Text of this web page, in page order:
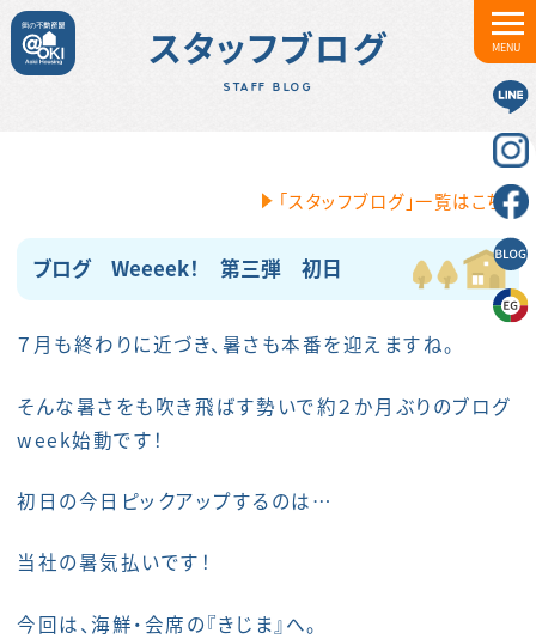
MENU
スタッフブログ
STAFF BLOG
「スタッフブログ」一覧はこちら
ブログ Weeeek！ 第三弾 初日
７月も終わりに近づき、暑さも本番を迎えますね。
そんな暑さをも吹き飛ばす勢いで約２か月ぶりのブログ
week始動です！
初日の今日ピックアップするのは…
当社の暑気払いです！
今回は、海鮮・会席の『きじま』へ。